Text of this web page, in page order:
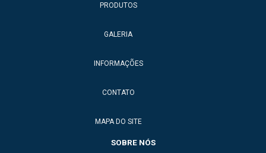
PRODUTOS
GALERIA
INFORMAÇÕES
CONTATO
MAPA DO SITE
SOBRE NÓS